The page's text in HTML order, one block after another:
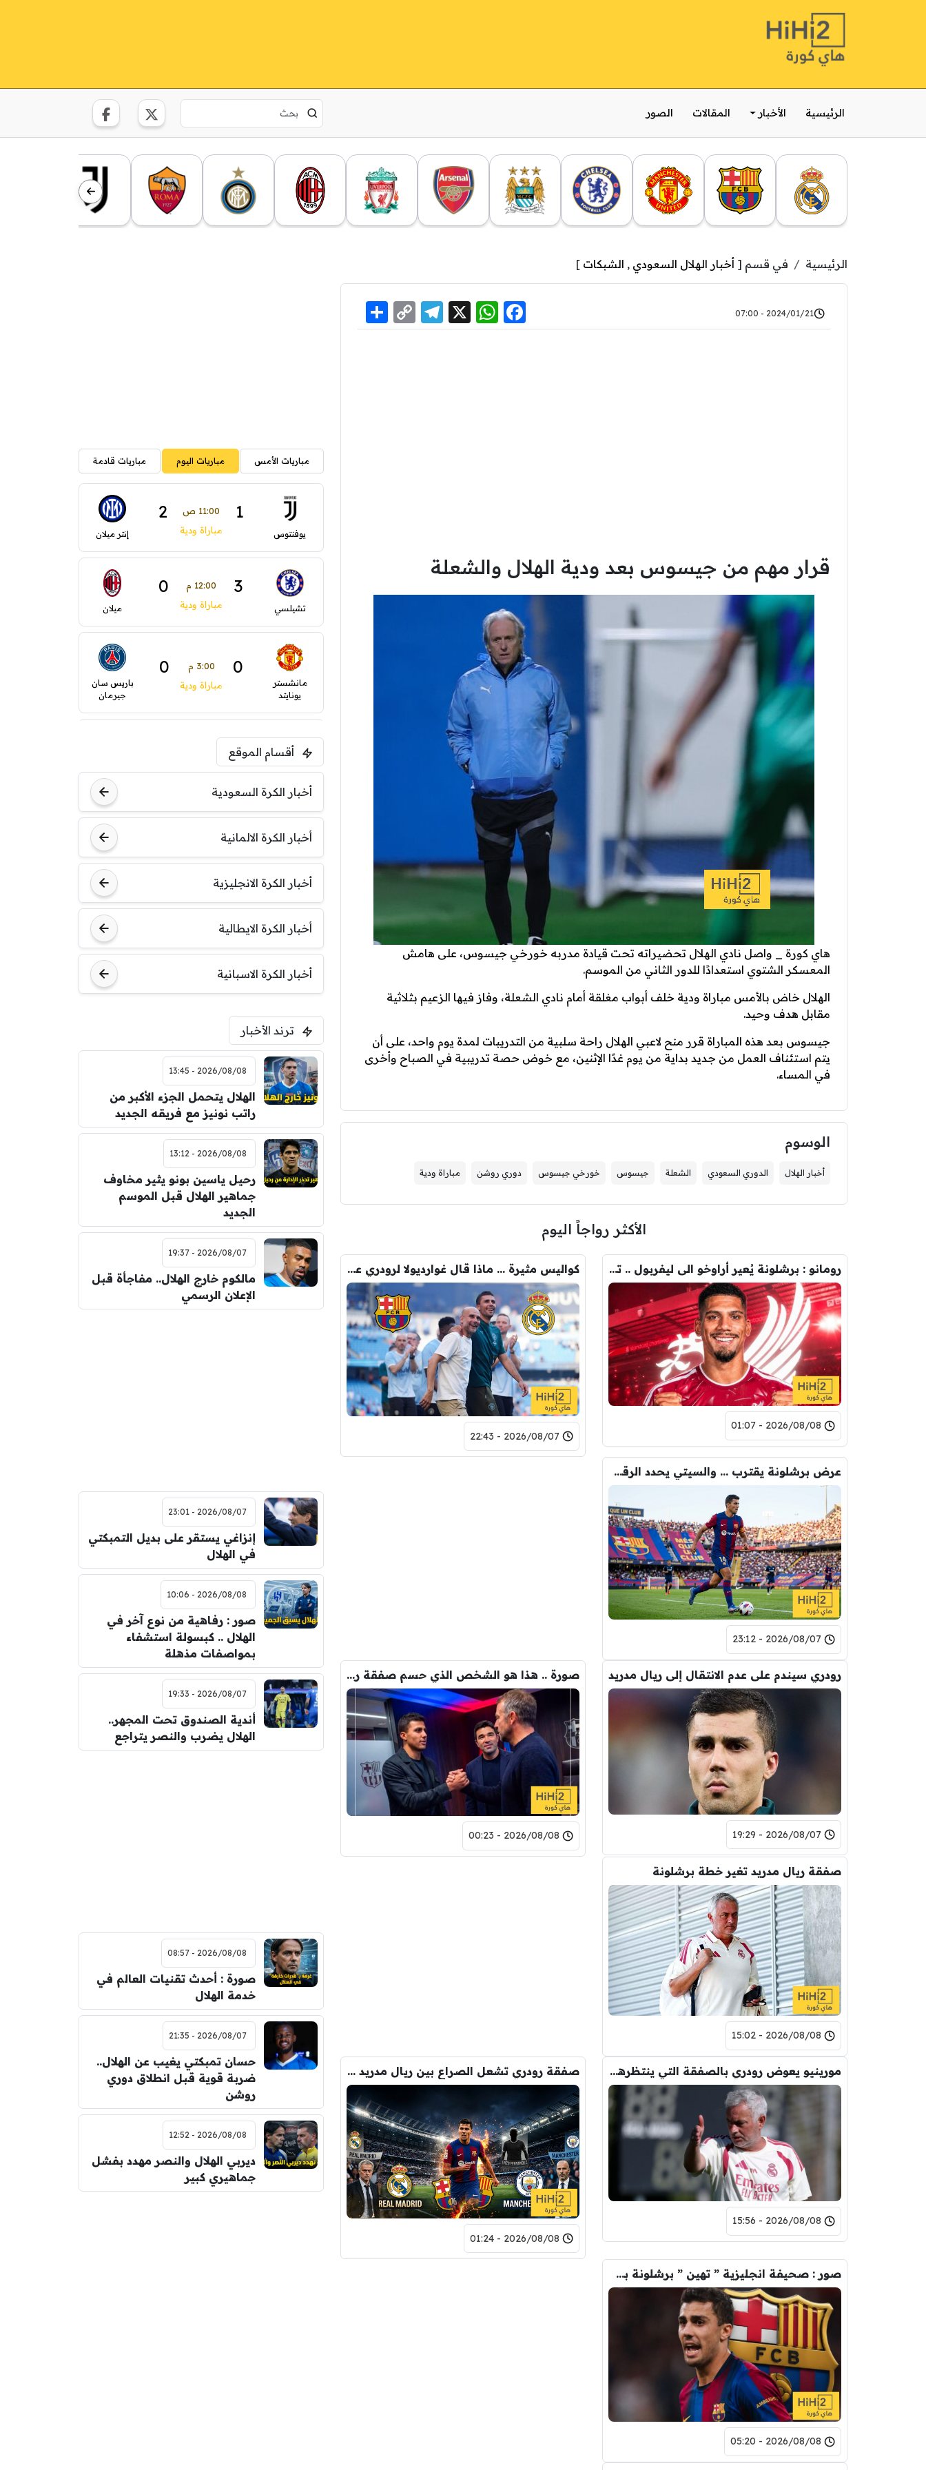
الرئيسية الأخبار المقالات الصور
الرئيسية في قسم [ أخبار الهلال السعودي , الشبكات ]
2024/01/21 - 07:00
Facebook
WhatsApp
X
Telegram
Copy
Link
قرار مهم من جيسوس بعد ودية الهلال والشعلة
هاي كورة _ واصل نادي الهلال تحضيراته تحت قيادة مدربه خورخي جيسوس، على هامش
المعسكر الشتوي استعدادًا للدور الثاني من الموسم.
الهلال خاض بالأمس مباراة ودية خلف أبواب مغلقة أمام نادي الشعلة، وفاز فيها الزعيم بثلاثية
مقابل هدف وحيد.
جيسوس بعد هذه المباراة قرر منح لاعبي الهلال راحة سلبية من التدريبات لمدة يوم واحد، على أن
يتم استئناف العمل من جديد بداية من يوم غدًا الإثنين، مع خوض حصة تدريبية في الصباح وأخرى
في المساء.
الوسوم
أخبار الهلال الدوري السعودي الشعلة جيسوس خورخي جيسوس دوري روشن مباراة ودية
الأكثر رواجاً اليوم
رومانو : برشلونة يُعير أراوخو الى ليفربول .. تفاصيل الصفقة
2026/08/08 - 01:07
كواليس مثيرة … ماذا قال غوارديولا لرودري عند استشارته عن ريال مدريد وبرشلونة
2026/08/07 - 22:43
عرض برشلونة يقترب … والسيتي يحدد الرقم النهائي لبيع رودري
2026/08/07 - 23:12
رودري سيندم على عدم الانتقال إلى ريال مدريد
2026/08/07 - 19:29
صورة .. هذا هو الشخص الذي حسم صفقة رودري الى برشلونة
2026/08/08 - 00:23
صفقة ريال مدريد تغير خطة برشلونة
2026/08/08 - 15:02
مورينيو يعوض رودري بالصفقة التي ينتظرها جمهور الريال
2026/08/08 - 15:56
صفقة رودري تشعل الصراع بين ريال مدريد والسيتي على ضم هذا اللاعب
2026/08/08 - 01:24
صور : صحيفة انجليزية ” تهين ” برشلونة بسبب رودري
2026/08/08 - 05:20
مباريات الأمس مباريات اليوم مباريات قادمة
يوفنتوس
1 11:00 ص 2
مباراة ودية إنتر ميلان
تشيلسي
3 12:00 م 0
مباراة ودية ميلان
مانشستر
يونايتد
0 3:00 م 0
مباراة ودية
باريس سان
جيرمان
فرينتسفاروشي ريال مدريد
مباراة ودية
نوتنغهام
فورست
اودينيزي
8:00 م
برشلونة
أقسام الموقع
أخبار الكرة السعودية
أخبار الكرة الالمانية
أخبار الكرة الانجليزية
أخبار الكرة الايطالية
أخبار الكرة الاسبانية
ترند الأخبار
2026/08/08 - 13:45
الهلال يتحمل الجزء الأكبر من
راتب نونيز مع فريقه الجديد
2026/08/08 - 13:12
رحيل ياسين بونو يثير مخاوف
جماهير الهلال قبل الموسم
الجديد
2026/08/07 - 19:37
مالكوم خارج الهلال.. مفاجأة قبل
الإعلان الرسمي
2026/08/07 - 23:01
إنزاغي يستقر على بديل التمبكتي
في الهلال
2026/08/08 - 10:06
صور : رفاهية من نوع آخر في
الهلال .. كبسولة استشفاء
بمواصفات مذهلة
2026/08/07 - 19:33
أندية الصندوق تحت المجهر..
الهلال يضرب والنصر يتراجع
2026/08/08 - 08:57
صورة : أحدث تقنيات العالم في
خدمة الهلال
2026/08/07 - 21:35
حسان تمبكتي يغيب عن الهلال..
ضربة قوية قبل انطلاق دوري
روشن
2026/08/08 - 12:52
ديربي الهلال والنصر مهدد بفشل
جماهيري كبير